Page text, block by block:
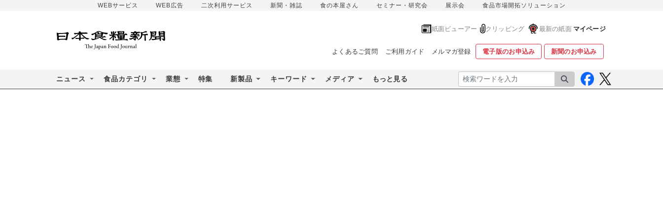
WEBサービス WEB広告 二次利用サービス 新聞・雑誌 食の本屋さん セミナー・研究会 展示会 食品市場開拓ソリューション
紙面ビューアー クリッピング 最新の紙面 マイページ
よくあるご質問 ご利用ガイド メルマガ登録 電子版のお申込み 新聞のお申込み
ニュース 食品カテゴリ 業態 特集 新製品 キーワード メディア もっと見る 検索